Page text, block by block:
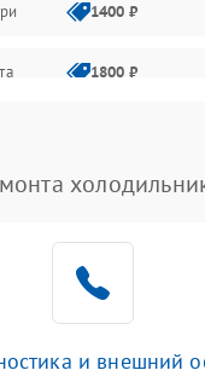
1400 ₽
1800 ₽
Frost 2600 ₽
и внешний